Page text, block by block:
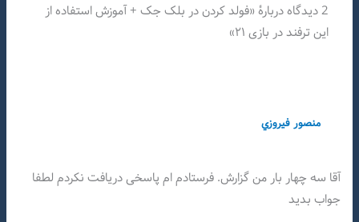
2 دیدگاه دربارهٔ «فولد کردن در بلک جک + آموزش استفاده از
این ترفند در بازی ۲۱»
منصور فيروزي
آقا سه چهار بار من گزارش. فرستادم ام پاسخی دریافت نکردم لطفا
جواب بدید